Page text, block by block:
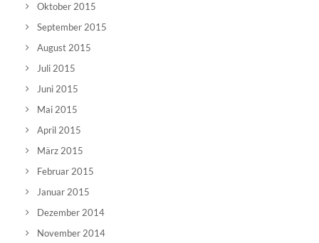
Oktober 2015
September 2015
August 2015
Juli 2015
Juni 2015
Mai 2015
April 2015
März 2015
Februar 2015
Januar 2015
Dezember 2014
November 2014